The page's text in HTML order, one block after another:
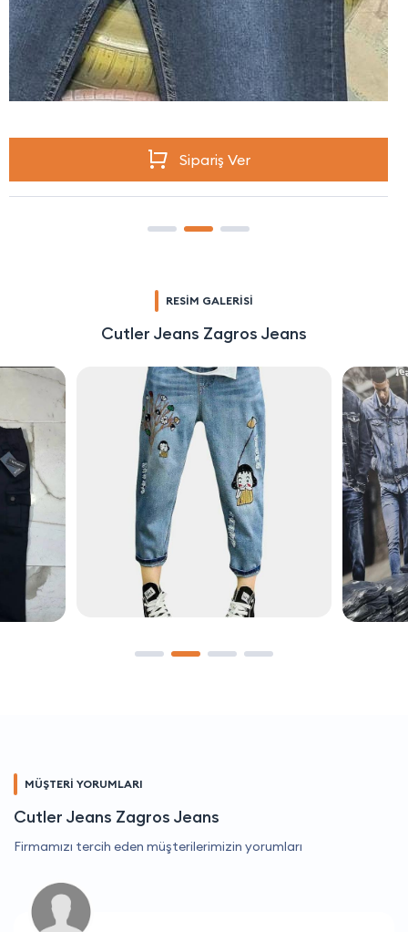
Sipariş Ver
RESİM GALERİSİ
Cutler Jeans Zagros Jeans
MÜŞTERİ YORUMLARI
Cutler Jeans Zagros Jeans
Firmamızı tercih eden müşterilerimizin yorumları